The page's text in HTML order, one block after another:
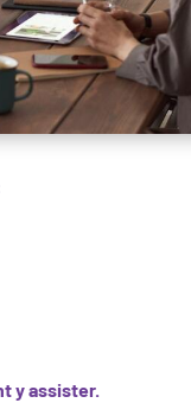
y assister.